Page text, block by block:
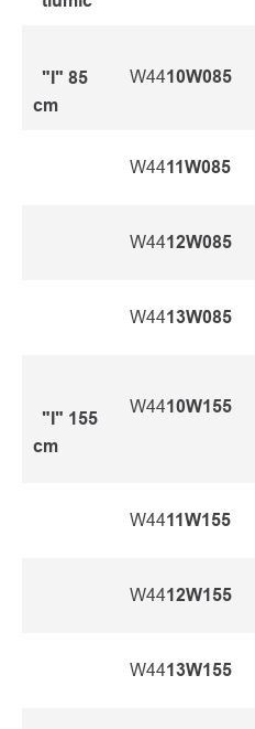
"I" 85
cm
W4410W085
W4411W085
W4412W085
W4413W085
"I" 155
cm
W4410W155
W4411W155
W4412W155
W4413W155